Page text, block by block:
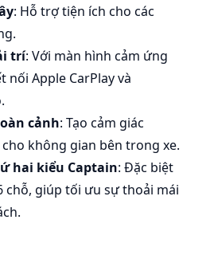
: Hỗ trợ tiện ích cho các
trí: Với màn hình cảm ứng
nối Apple CarPlay và
cảnh: Tạo cảm giác
không gian bên trong xe.
hai kiểu Captain: Đặc biệt
chỗ, giúp tối ưu sự thoải mái